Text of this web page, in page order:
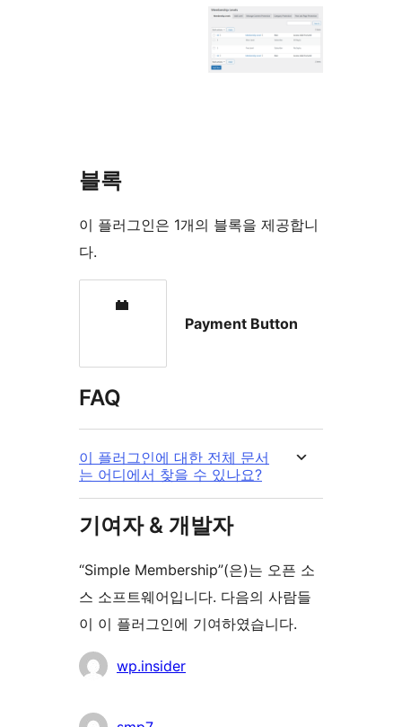
블록
이 플러그인은 1개의 블록을 제공합니
다.
Payment Button
FAQ
이 플러그인에 대한 전체 문서
는 어디에서 찾을 수 있나요?
기여자 & 개발자
“Simple Membership”(은)는 오픈 소
스 소프트웨어입니다. 다음의 사람들
이 이 플러그인에 기여하였습니다.
기
자
wp.insider